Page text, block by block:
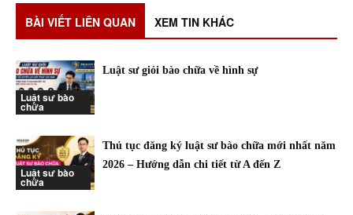
BÀI VIẾT LIÊN QUAN XEM TIN KHÁC
Luật sư bào
chữa
Luật sư giỏi bào chữa về hình sự
Luật sư bào
chữa
Thủ tục đăng ký luật sư bào chữa mới nhất năm
2026 – Hướng dẫn chi tiết từ A đến Z